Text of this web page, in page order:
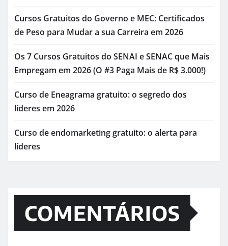
Cursos Gratuitos do Governo e MEC: Certificados
de Peso para Mudar a sua Carreira em 2026
Os 7 Cursos Gratuitos do SENAI e SENAC que Mais
Empregam em 2026 (O #3 Paga Mais de R$ 3.000!)
Curso de Eneagrama gratuito: o segredo dos
líderes em 2026
Curso de endomarketing gratuito: o alerta para
líderes
COMENTÁRIOS